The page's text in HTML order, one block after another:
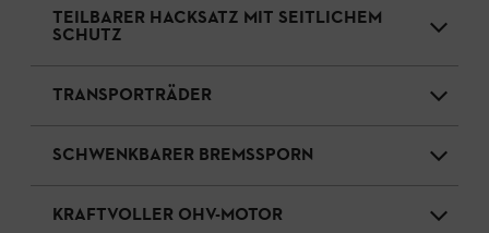
TEILBARER HACKSATZ MIT SEITLICHEM
SCHUTZ
TRANSPORTRÄDER
SCHWENKBARER BREMSSPORN
KRAFTVOLLER OHV-MOTOR